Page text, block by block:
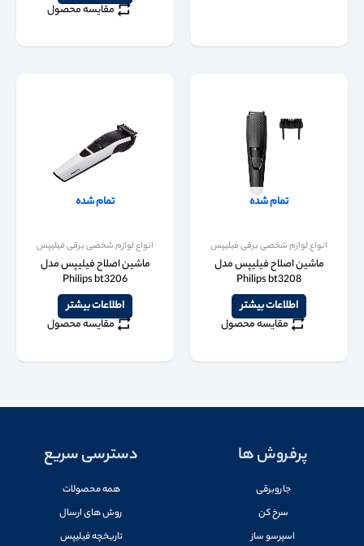
مقایسه محصول
تمام شده
انواع لوازم شخصی برقی فیلیپس
ماشین اصلاح فیلیپس مدل
Philips bt3208
اطلاعات بیشتر
مقایسه محصول
تمام شده
انواع لوازم شخصی برقی فیلیپس
ماشین اصلاح فیلیپس مدل
Philips bt3206
اطلاعات بیشتر
مقایسه محصول
پرفروش ها
جاروبرقی
سرخ کن
اسپرسو ساز
دسترسی سریع
همه محصولات
روش های ارسال
تاریخچه فیلیپس